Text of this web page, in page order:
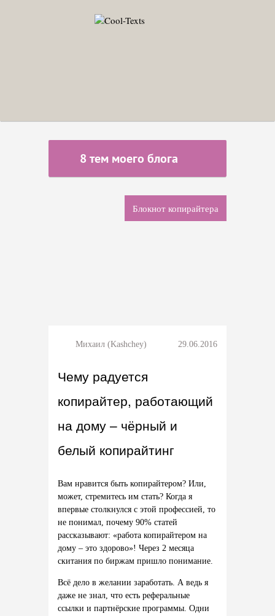
8 тем моего блога
Блокнот копирайтера
Михаил (Kashchey) 29.06.2016
Чему радуется
копирайтер, работающий
на дому – чёрный и
белый копирайтинг
Вам нравится быть копирайтером? Или,
может, стремитесь им стать? Когда я
впервые столкнулся с этой профессией, то
не понимал, почему 90% статей
рассказывают: «работа копирайтером на
дому – это здорово»! Через 2 месяца
скитания по биржам пришло понимание.
Всё дело в желании заработать. А ведь я
даже не знал, что есть реферальные
ссылки и партнёрские программы. Одни